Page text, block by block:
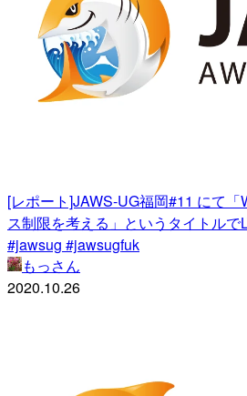
[レポート]JAWS-UG福岡#11 にて
ス制限を考える」というタイトルで
#jawsug #jawsugfuk
もっさん
2020.10.26